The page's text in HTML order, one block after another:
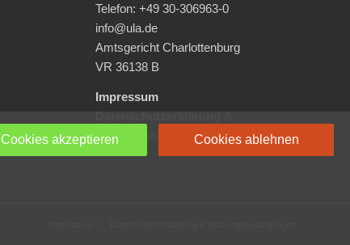
Telefon: +49 30-306963-0
info@ula.de
Amtsgericht Charlottenburg
VR 36138 B
Impressum
Datenschutzerklärung &
Nutzungsbedingungen
Cookies akzeptieren Cookies ablehnen